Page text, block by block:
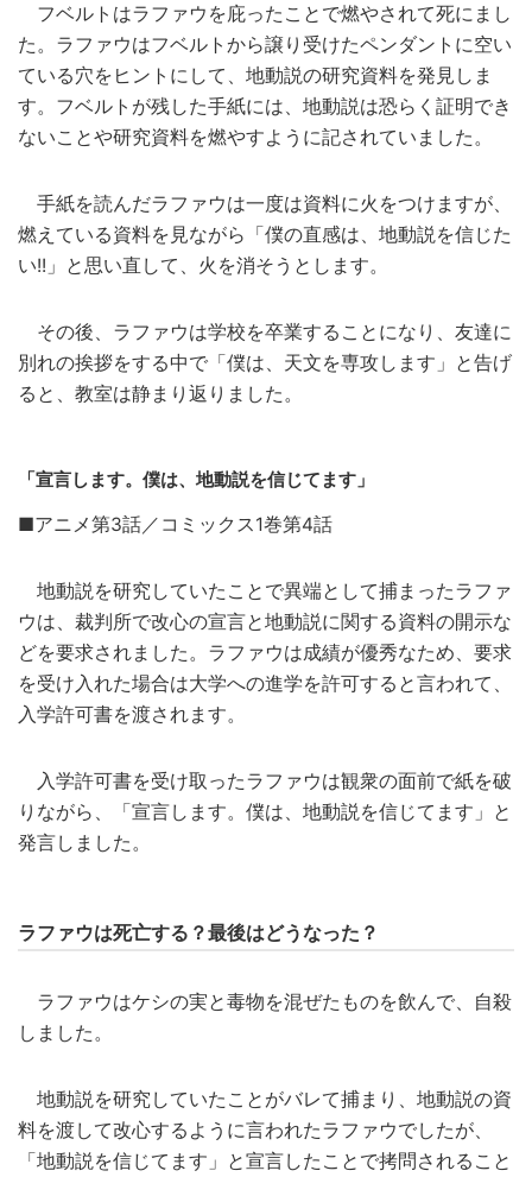
フベルトはラファウを庇ったことで燃やされて死にまし
た。ラファウはフベルトから譲り受けたペンダントに空い
ている穴をヒントにして、地動説の研究資料を発見しま
す。フベルトが残した手紙には、地動説は恐らく証明でき
ないことや研究資料を燃やすように記されていました。
手紙を読んだラファウは一度は資料に火をつけますが、
燃えている資料を見ながら「僕の直感は、地動説を信じた
い!!」と思い直して、火を消そうとします。
その後、ラファウは学校を卒業することになり、友達に
別れの挨拶をする中で「僕は、天文を専攻します」と告げ
ると、教室は静まり返りました。
「宣言します。僕は、地動説を信じてます」
■アニメ第3話／コミックス1巻第4話
地動説を研究していたことで異端として捕まったラファ
ウは、裁判所で改心の宣言と地動説に関する資料の開示な
どを要求されました。ラファウは成績が優秀なため、要求
を受け入れた場合は大学への進学を許可すると言われて、
入学許可書を渡されます。
入学許可書を受け取ったラファウは観衆の面前で紙を破
りながら、「宣言します。僕は、地動説を信じてます」と
発言しました。
ラファウは死亡する？最後はどうなった？
ラファウはケシの実と毒物を混ぜたものを飲んで、自殺
しました。
地動説を研究していたことがバレて捕まり、地動説の資
料を渡して改心するように言われたラファウでしたが、
「地動説を信じてます」と宣言したことで拷問されること